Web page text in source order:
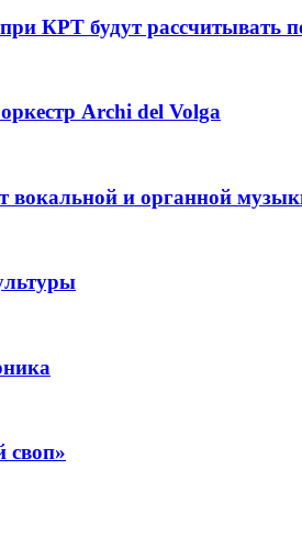
КРТ будут рассчитывать
Archi del Volga
вокальной и органной
своп»